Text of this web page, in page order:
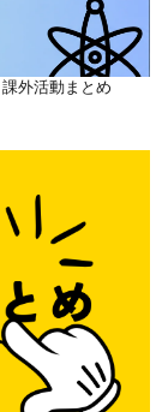
外活動まとめ